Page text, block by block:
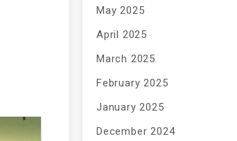
May 2025
April 2025
March 2025
February 2025
January 2025
December 2024